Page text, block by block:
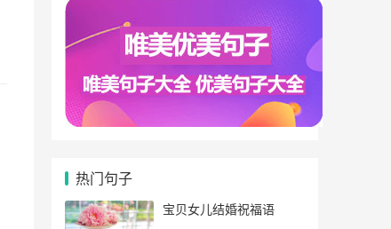
热门句子
宝贝女儿结婚祝福语